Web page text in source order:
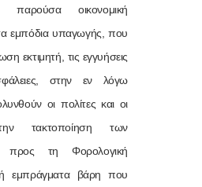
παρούσα οικονομική
εμπόδια υπαγωγής, που
εκτιμητή, τις εγγυήσεις
στην εν λόγω
οι πολίτες και οι
τακτοποίηση των
προς τη Φορολογική
ή εμπράγματα βάρη που